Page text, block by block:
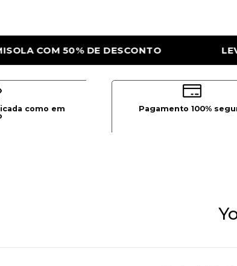
LEVA A 2ª CAMISOLA COM 50% DE
como em
Pagamento 100%